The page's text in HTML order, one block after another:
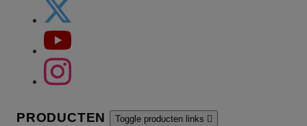
PRODUCTEN Toggle producten links 